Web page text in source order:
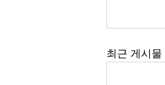
최근 게시물